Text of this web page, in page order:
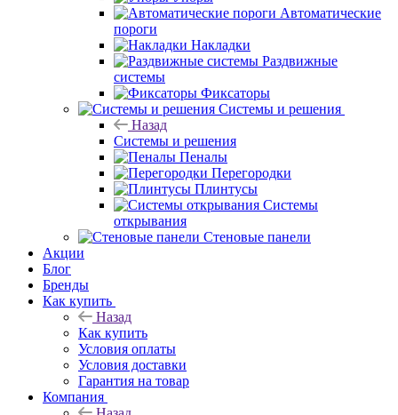
Автоматические
пороги
Накладки
Раздвижные
системы
Фиксаторы
Системы и решения
Назад
Системы и решения
Пеналы
Перегородки
Плинтусы
Системы
открывания
Стеновые панели
Акции
Блог
Бренды
Как купить
Назад
Как купить
Условия оплаты
Условия доставки
Гарантия на товар
Компания